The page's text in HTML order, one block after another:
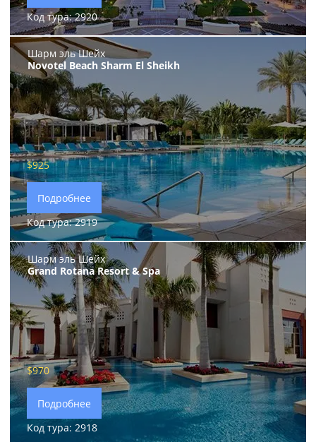
Код тура: 2920
Шарм эль Шейх
Novotel Beach Sharm El Sheikh
$925
Подробнее
Код тура: 2919
Шарм эль Шейх
Grand Rotana Resort & Spa
$970
Подробнее
Код тура: 2918